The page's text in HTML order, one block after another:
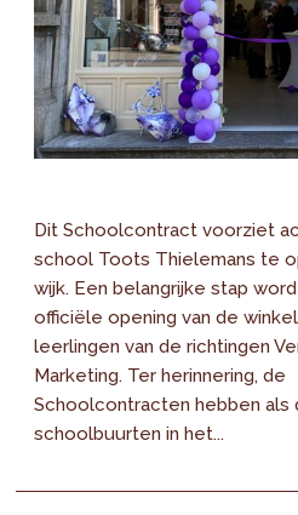
Dit Schoolcontract voorziet
school Toots Thielemans te
wijk. Een belangrijke stap
officiële opening van de
leerlingen van de richtingen
Marketing. Ter herinnering, de
Schoolcontracten hebben als
schoolbuurten in het...